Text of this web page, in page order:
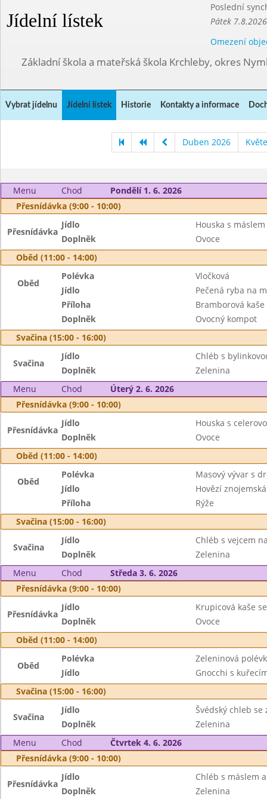
Jídelní lístek
Poslední
Pátek
Omezení
Základní škola a mateřská škola Krchleby, okres
Vybrat jídelnu Jídelní lístek Historie Kontakty a informace
Duben 2026
Menu Chod
Pondělí 1. 6. 2026
Přesnídávka (9:00 - 10:00)
Přesnídávka
Jídlo
Houska s máslem
Doplněk
Ovoce
Oběd (11:00 - 14:00)
Oběd
Polévka
Vločková
Jídlo
Pečená ryba na
Příloha
Bramborová kaše
Doplněk
Ovocný kompot
Svačina (15:00 - 16:00)
Svačina
Jídlo
Chléb s
Doplněk
Zelenina
Menu
Chod
Úterý 2. 6. 2026
Přesnídávka (9:00 - 10:00)
Přesnídávka
Jídlo
Houska s
Doplněk
Ovoce
Oběd (11:00 - 14:00)
Oběd
Polévka
Masový vývar s
Jídlo
Hovězí znojemská
Příloha
Rýže
Svačina (15:00 - 16:00)
Svačina
Jídlo
Chléb s vejcem
Doplněk
Zelenina
Menu
Chod
Středa 3. 6. 2026
Přesnídávka (9:00 - 10:00)
Přesnídávka
Jídlo
Krupicová kaše
Doplněk
Ovoce
Oběd (11:00 - 14:00)
Oběd
Polévka
Zeleninová
Jídlo
Gnocchi s
Svačina (15:00 - 16:00)
Svačina
Jídlo
Švédský chleb
Doplněk
Zelenina
Menu
Chod
Čtvrtek 4. 6. 2026
Přesnídávka (9:00 - 10:00)
Přesnídávka
Jídlo
Chléb s máslem
Doplněk
Zelenina